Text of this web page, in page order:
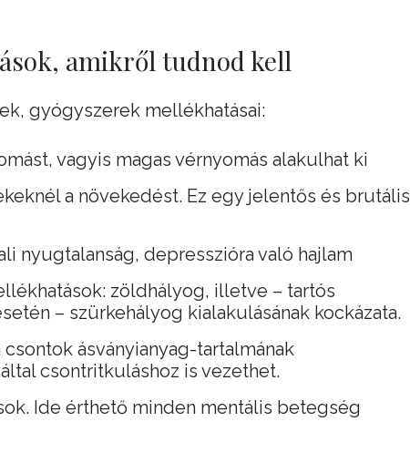
amikről tudnod kell
gyógyszerek mellékhatásai:
vagyis magas vérnyomás alakulhat ki
a növekedést. Ez egy jelentős és brutális
nyugtalanság, depresszióra való hajlam
zöldhályog, illetve – tar­tós
– szürkehályog kialakulásá­nak kockázata.
csontok ásványianyag-tartalmának
csontritkuláshoz is vezethet.
Ide érthető minden mentális betegség